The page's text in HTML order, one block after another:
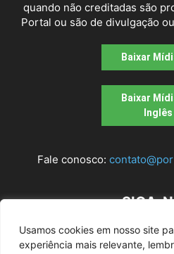
Usamos cookies em nosso site
experiência mais relevante,
quando não creditadas são
Portal ou são de divulgação
Baixar
Baixar
Inglês
Fale conosco:
SIGA-